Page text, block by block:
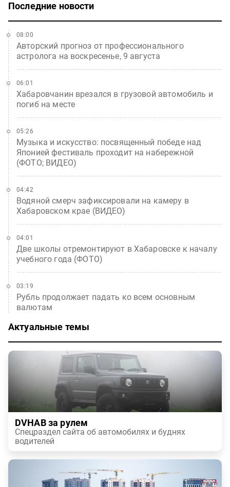
Последние новости
Авторский прогноз от профессионального
астролога на воскресенье, 9 августа
08:00
Хабаровчанин врезался в грузовой автомобиль и
погиб на месте
06:01
Музыка и искусство: посвященный победе над
Японией фестиваль проходит на набережной
(ФОТО; ВИДЕО)
05:26
Водяной смерч зафиксировали на камеру в
Хабаровском крае (ВИДЕО)
04:42
Две школы отремонтируют в Хабаровске к началу
учебного года (ФОТО)
04:01
Рубль продолжает падать ко всем основным
валютам
03:19
Актуальные темы
DVHAB за рулем
Спецраздел сайта об автомобилях и буднях
водителей